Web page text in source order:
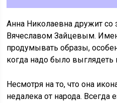
Анна Николаевна дружит
Вячеславом Зайцевым.
продумывать образы,
когда надо было выглядеть
Несмотря на то, что она
недалека от народа. Всегда